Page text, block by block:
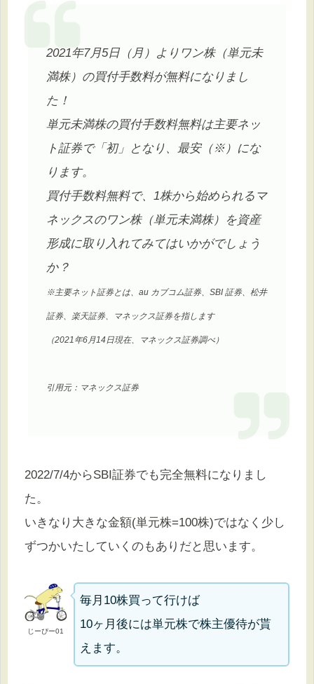
2021年7月5日（月）よりワン株（単元未
満株）の買付手数料が無料になりまし
た！
単元未満株の買付手数料無料は主要ネッ
ト証券で「初」となり、最安（※）にな
ります。
買付手数料無料で、1株から始められるマ
ネックスのワン株（単元未満株）を資産
形成に取り入れてみてはいかがでしょう
か？
※主要ネット証券とは、au カブコム証券、SBI 証券、松井
証券、楽天証券、マネックス証券を指します
（2021年6月14日現在、マネックス証券調べ）
引用元：マネックス証券
2022/7/4からSBI証券でも完全無料になりまし
た。
いきなり大きな金額(単元株=100株)ではなく少し
ずつかいたしていくのもありだと思います。
じーぴー01
毎月10株買って行けば
10ヶ月後には単元株で株主優待が貰
えます。